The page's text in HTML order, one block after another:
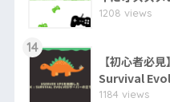
1208 views
14
【初心者必
Survival
1184 views